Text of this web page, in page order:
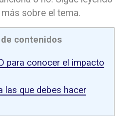
sobre el tema.
de contenidos
para conocer el impacto
las que debes hacer